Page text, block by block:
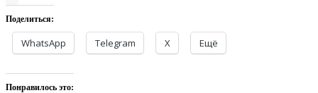
Поделиться:
WhatsApp Telegram X Ещё
Понравилось это: